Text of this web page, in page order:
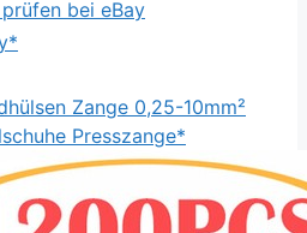
bei eBay
Zange 0,25-10mm²
Presszange*